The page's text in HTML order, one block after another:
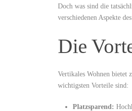
Doch was sind die
verschiedenen ‌Aspekte
Die
Vertikales Wohnen bietet
wichtigsten⁤ Vorteile sind:
Platzsparend: